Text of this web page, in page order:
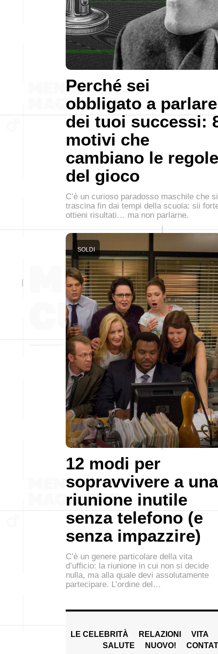
Perché sei
obbligato a parlare
dei tuoi successi:
motivi che
cambiano le regole
del gioco
C’è un curioso paradosso maschile che si
trascina fin dai tempi della scuola: sii
ottieni risultati… ma non parlarne.
12 modi per
sopravvivere a una
riunione inutile
senza telefono (e
senza impazzire)
SOLDI
C’è un genere particolare della vita
d’ufficio: la riunione in cui non si decide
nulla, ma alla quale devi assolutamente
partecipare. L’ordine del…
LE CELEBRITÀ RELAZIONI
VITA
SALUTE
NUOVO!